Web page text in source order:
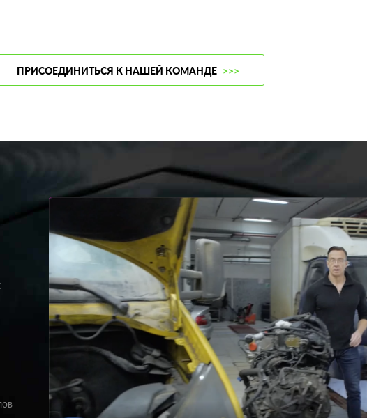
ПРИСОЕДИНИТЬСЯ К НАШЕЙ КОМАНДЕ >>>